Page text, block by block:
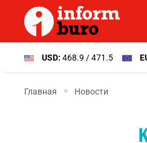
USD: 468.9 / 471.5
Главная Новости